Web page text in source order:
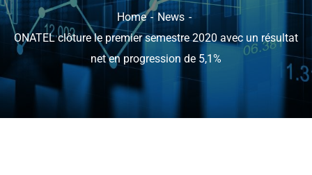
Home
News
ONATEL clôture le premier semestre 2020 avec un résultat
net en progression de 5,1%